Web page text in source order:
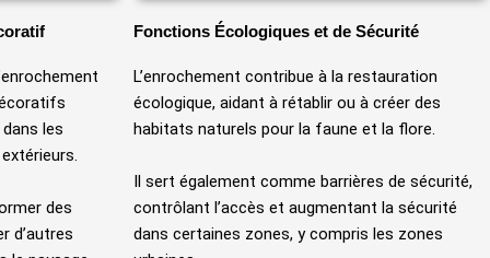
les
des
d’autres
Fonctions Écologiques et de Sécurité
L’enrochement contribue à la restauration
écologique, aidant à rétablir ou à créer des
habitats naturels pour la faune et la flore.
Il sert également comme barrières de sécurité,
contrôlant l’accès et augmentant la sécurité
dans certaines zones, y compris les zones